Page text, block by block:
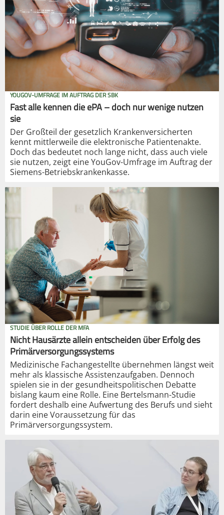
YOUGOV-UMFRAGE IM AUFTRAG DER SBK
Fast alle kennen die ePA – doch nur wenige nutzen
sie
Der Großteil der gesetzlich Krankenversicherten
kennt mittlerweile die elektronische Patientenakte.
Doch das bedeutet noch lange nicht, dass auch viele
sie nutzen, zeigt eine YouGov-Umfrage im Auftrag der
Siemens-Betriebskrankenkasse.
STUDIE ÜBER ROLLE DER MFA
Nicht Hausärzte allein entscheiden über Erfolg des
Primärversorgungssystems
Medizinische Fachangestellte übernehmen längst weit
mehr als klassische Assistenzaufgaben. Dennoch
spielen sie in der gesundheitspolitischen Debatte
bislang kaum eine Rolle. Eine Bertelsmann-Studie
fordert deshalb eine Aufwertung des Berufs und sieht
darin eine Voraussetzung für das
Primärversorgungssystem.